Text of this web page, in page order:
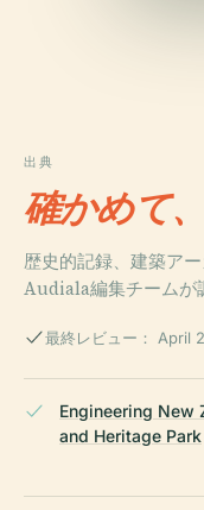
出典
確かめて
歴史的記録、建築ア
Audiala編集チームが
最終レビュー： April
Engineering New
and Heritage Park